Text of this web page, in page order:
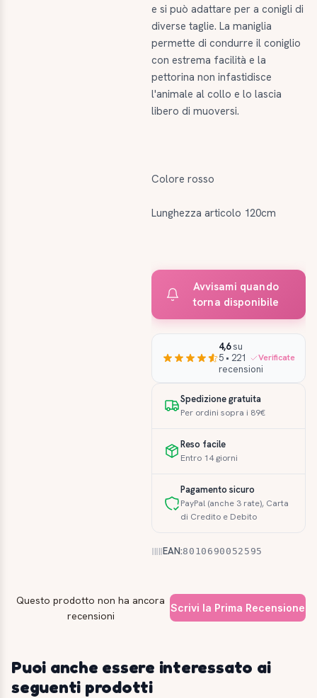
e si può adattare per a conigli di
diverse taglie. La maniglia
permette di condurre il coniglio
con estrema facilità e la
pettorina non infastidisce
l'animale al collo e lo lascia
libero di muoversi.
Colore rosso
Lunghezza articolo 120cm
Avvisami quando
torna disponibile
4,6su
5 • 221
recensioni
Verificate
Spedizione gratuita
Per ordini sopra i 89€
Reso facile
Entro 14 giorni
Pagamento sicuro
PayPal (anche 3 rate), Carta
di Credito e Debito
EAN:8010690052595
Questo prodotto non ha ancora
recensioni
Scrivi la Prima Recensione
Puoi anche essere interessato ai
seguenti prodotti